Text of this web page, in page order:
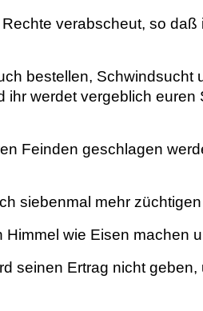
verabscheut, so daß
bestellen, Schwindsucht
werdet vergeblich
Feinden geschlagen
siebenmal mehr
wie Eisen machen
seinen Ertrag nicht